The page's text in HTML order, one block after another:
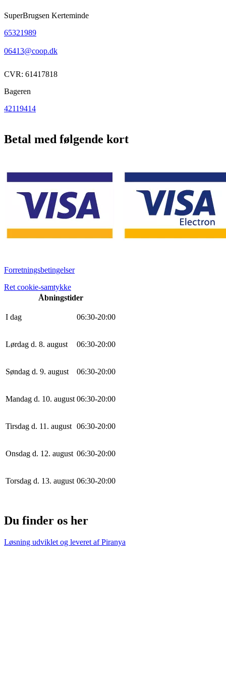
SuperBrugsen Kerteminde
65321989
06413@coop.dk
CVR: 61417818
Bageren
42119414
Betal med følgende kort
Forretningsbetingelser
Ret cookie-samtykke
Åbningstider
I dag 06:30-20:00
Lørdag d. 8. august 06:30-20:00
Søndag d. 9. august 06:30-20:00
Mandag d. 10. august 06:30-20:00
Tirsdag d. 11. august 06:30-20:00
Onsdag d. 12. august 06:30-20:00
Torsdag d. 13. august 06:30-20:00
Du finder os her
Løsning udviklet og leveret afPiranya